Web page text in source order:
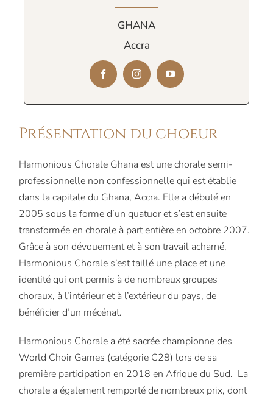
Présentation du choeur
Harmonious Chorale Ghana est une chorale semi-
professionnelle non confessionnelle qui est établie
dans la capitale du Ghana, Accra. Elle a débuté en
2005 sous la forme d’un quatuor et s’est ensuite
transformée en chorale à part entière en octobre 2007.
Grâce à son dévouement et à son travail acharné,
Harmonious Chorale s’est taillé une place et une
identité qui ont permis à de nombreux groupes
choraux, à l’intérieur et à l’extérieur du pays, de
bénéficier d’un mécénat.
Harmonious Chorale a été sacrée championne des
World Choir Games (catégorie C28) lors de sa
première participation en 2018 en Afrique du Sud. La
chorale a également remporté de nombreux prix, dont
GHANA
Accra